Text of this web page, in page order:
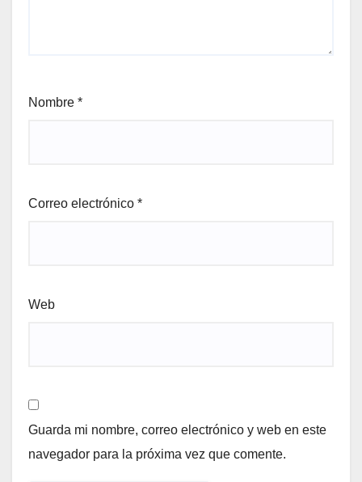
Nombre *
Correo electrónico *
Web
Guarda mi nombre, correo electrónico y web en este
navegador para la próxima vez que comente.